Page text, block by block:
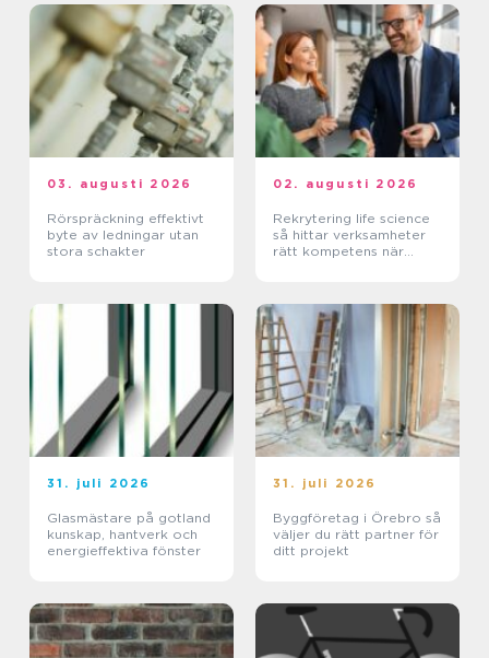
03. augusti 2026
Rörspräckning effektivt
byte av ledningar utan
stora schakter
02. augusti 2026
Rekrytering life science
så hittar verksamheter
rätt kompetens när
31. juli 2026
Glasmästare på gotland
kunskap, hantverk och
energieffektiva fönster
31. juli 2026
Byggföretag i Örebro så
väljer du rätt partner för
ditt projekt